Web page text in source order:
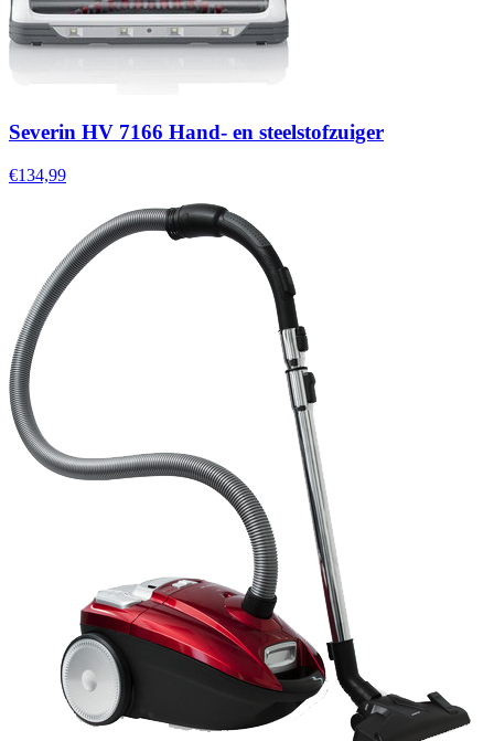
Severin HV 7166 Hand- en steelstofzuiger
€134,99